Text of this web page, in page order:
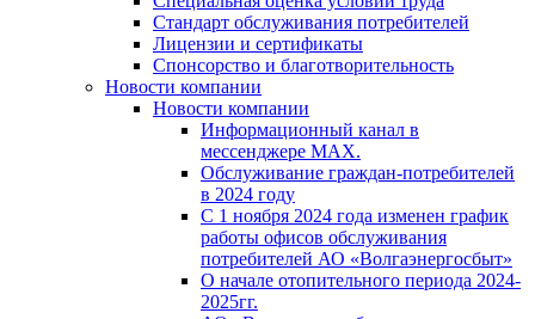
Стандарт обслуживания потребителей
Лицензии и сертификаты
Спонсорство и благотворительность
Новости компании
Новости компании
Информационный канал в
мессенджере MAX.
Обслуживание граждан-потребителей
в 2024 году
С 1 ноября 2024 года изменен график
работы офисов обслуживания
потребителей АО «Волгаэнергосбыт»
О начале отопительного периода 2024-
2025гг.